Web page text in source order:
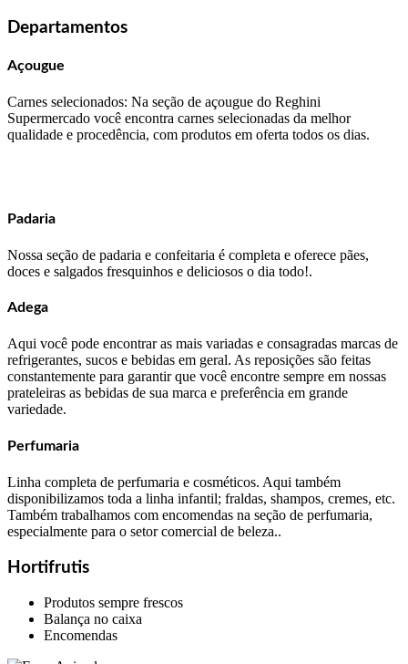
Departamentos
Açougue
Carnes selecionados: Na seção de açougue do Reghini
Supermercado você encontra carnes selecionadas da melhor
qualidade e procedência, com produtos em oferta todos os dias.
Padaria
Nossa seção de padaria e confeitaria é completa e oferece pães,
doces e salgados fresquinhos e deliciosos o dia todo!.
Adega
Aqui você pode encontrar as mais variadas e consagradas marcas de
refrigerantes, sucos e bebidas em geral. As reposições são feitas
constantemente para garantir que você encontre sempre em nossas
prateleiras as bebidas de sua marca e preferência em grande
variedade.
Perfumaria
Linha completa de perfumaria e cosméticos. Aqui também
disponibilizamos toda a linha infantil; fraldas, shampos, cremes, etc.
Também trabalhamos com encomendas na seção de perfumaria,
especialmente para o setor comercial de beleza..
Hortifrutis
Produtos sempre frescos
Balança no caixa
Encomendas